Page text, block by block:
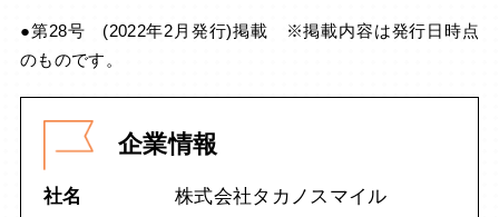
●第28号 (2022年2月発行)掲載 ※掲載内容は発行日時点
のものです。
企業情報
社名
株式会社タカノスマイル